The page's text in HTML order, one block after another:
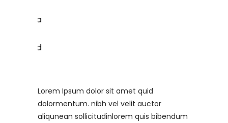
Lorem Ipsum dolor sit amet quid
dolormentum. nibh vel velit auctor
aliqunean sollicitudinlorem quis bibendum